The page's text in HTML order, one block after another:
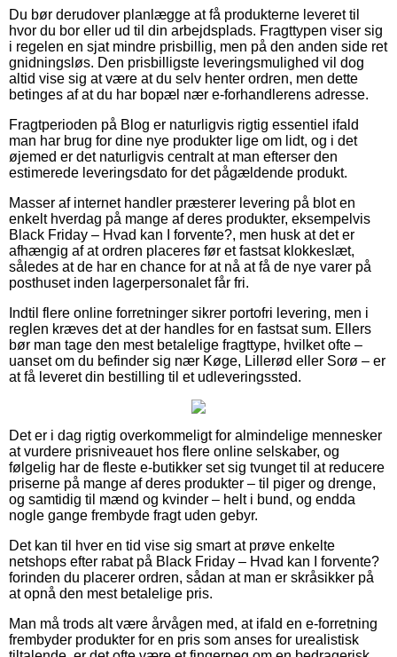
Du bør derudover planlægge at få produkterne leveret til
hvor du bor eller ud til din arbejdsplads. Fragttypen viser sig
i regelen en sjat mindre prisbillig, men på den anden side ret
gnidningsløs. Den prisbilligste leveringsmulighed vil dog
altid vise sig at være at du selv henter ordren, men dette
betinges af at du har bopæl nær e-forhandlerens adresse.
Fragtperioden på Blog er naturligvis rigtig essentiel ifald
man har brug for dine nye produkter lige om lidt, og i det
øjemed er det naturligvis centralt at man efterser den
estimerede leveringsdato for det pågældende produkt.
Masser af internet handler præsterer levering på blot en
enkelt hverdag på mange af deres produkter, eksempelvis
Black Friday – Hvad kan I forvente?, men husk at det er
afhængig af at ordren placeres før et fastsat klokkeslæt,
således at de har en chance for at nå at få de nye varer på
posthuset inden lagerpersonalet får fri.
Indtil flere online forretninger sikrer portofri levering, men i
reglen kræves det at der handles for en fastsat sum. Ellers
bør man tage den mest betalelige fragttype, hvilket ofte –
uanset om du befinder sig nær Køge, Lillerød eller Sorø – er
at få leveret din bestilling til et udleveringssted.
Det er i dag rigtig overkommeligt for almindelige mennesker
at vurdere prisniveauet hos flere online selskaber, og
følgelig har de fleste e-butikker set sig tvunget til at reducere
priserne på mange af deres produkter – til piger og drenge,
og samtidig til mænd og kvinder – helt i bund, og endda
nogle gange frembyde fragt uden gebyr.
Det kan til hver en tid vise sig smart at prøve enkelte
netshops efter rabat på Black Friday – Hvad kan I forvente?
forinden du placerer ordren, sådan at man er skråsikker på
at opnå den mest betalelige pris.
Man må trods alt være årvågen med, at ifald en e-forretning
frembyder produkter for en pris som anses for urealistisk